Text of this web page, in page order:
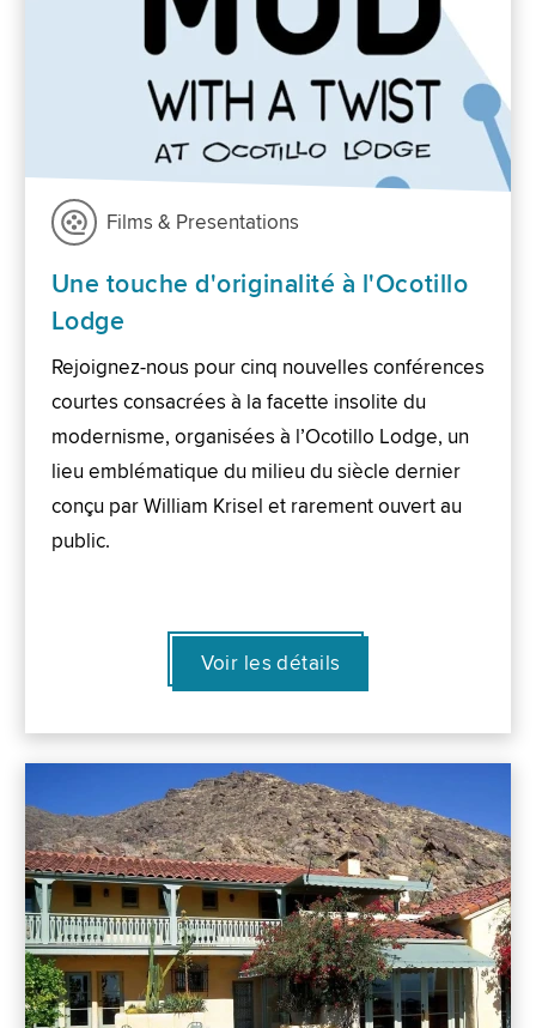
Films & Presentations
Une touche d'originalité à l'Ocotillo
Lodge
Rejoignez-nous pour cinq nouvelles conférences
courtes consacrées à la facette insolite du
modernisme, organisées à l’Ocotillo Lodge, un
lieu emblématique du milieu du siècle dernier
conçu par William Krisel et rarement ouvert au
public.
Voir les détails